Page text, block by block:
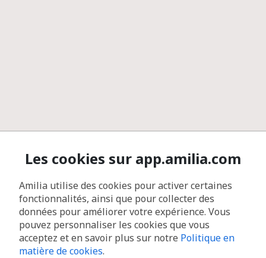
Les cookies sur app.amilia.com
Amilia utilise des cookies pour activer certaines
fonctionnalités, ainsi que pour collecter des
données pour améliorer votre expérience. Vous
pouvez personnaliser les cookies que vous
acceptez et en savoir plus sur notre Politique en
matière de cookies.